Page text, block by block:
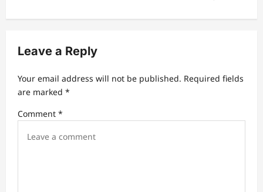
a
i
a
i
Leave a Reply
Your email address will not be published. Required fields
are marked *
Comment *